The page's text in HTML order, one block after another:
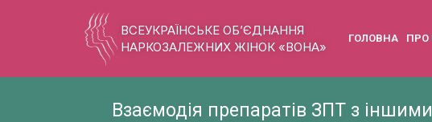
ВСЕУКРАЇНСЬКЕ ОБ’ЄДНАННЯ
НАРКОЗАЛЕЖНИХ ЖІНОК «ВОНА»
ГОЛОВНА ПРО
Взаємодія препаратів ЗПТ з